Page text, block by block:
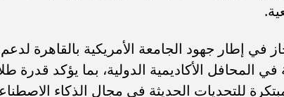
في إطار جهود الجامعة الأمريكية بالقاهرة
المحافل الأكاديمية الدولية، بما يؤكد قدرة
للتحديات الحديثة في مجال الذكاء